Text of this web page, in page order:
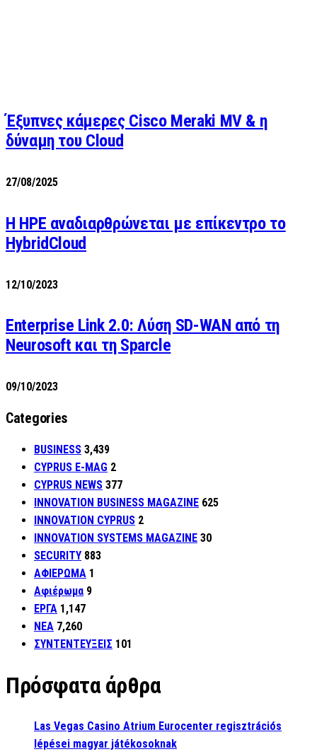
Έξυπνες κάμερες Cisco Meraki MV & η
δύναμη του Cloud
27/08/2025
H HPE αναδιαρθρώνεται με επίκεντρο το
HybridCloud
12/10/2023
Enterprise Link 2.0: Λύση SD-WAN από τη
Neurosoft και τη Sparcle
09/10/2023
Categories
BUSINESS 3,439
CYPRUS E-MAG 2
CYPRUS NEWS 377
INNOVATION BUSINESS MAGAZINE 625
INNOVATION CYPRUS 2
INNOVATION SYSTEMS MAGAZINE 30
SECURITY 883
ΑΦΙΕΡΩΜΑ 1
Αφιέρωμα 9
ΕΡΓΑ 1,147
ΝΕΑ 7,260
ΣΥΝΤΕΝΤΕΥΞΕΙΣ 101
Πρόσφατα άρθρα
Las Vegas Casino Atrium Eurocenter regisztrációs
lépései magyar játékosoknak